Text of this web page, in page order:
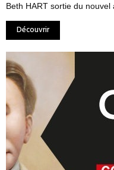
Beth HART sortie du nouvel
Découvrir